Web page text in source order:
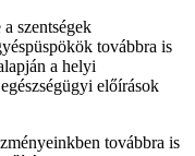
szentségek
továbbra is
a helyi
előírások
továbbra is